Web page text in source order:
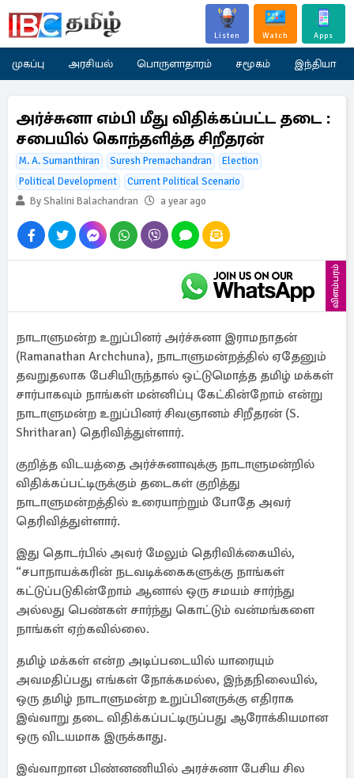
Listen Watch Apps
முகப்பு அரசியல் பொருளாதாரம் சமூகம் இந்தியா
அர்ச்சுனா எம்பி மீது விதிக்கப்பட்ட தடை :
சபையில் கொந்தளித்த சிறீதரன்
M. A. Sumanthiran Suresh Premachandran
Election
Political Development
Current Political Scenario
By Shalini Balachandran
a year ago
விளம்பரம்
நாடாளுமன்ற உறுப்பினர் அர்ச்சுனா இராமநாதன்
(Ramanathan Archchuna), நாடாளுமன்றத்தில் ஏதேனும்
தவறுதலாக பேசியிருந்தால் ஒட்டுமொத்த தமிழ் மக்கள்
சார்பாகவும் நாங்கள் மன்னிப்பு கேட்கின்றோம் என்று
நாடாளுமன்ற உறுப்பினர் சிவஞானம் சிறீதரன் (S.
Shritharan) தெரிவித்துள்ளார்.
குறித்த விடயத்தை அர்ச்சுனாவுக்கு நாடாளுமன்றில்
விதிக்கப்பட்டிருக்கும் தடைகள் குறித்து
நாடாளுமன்றத்தில் உரையாற்றும் போதே அவர்
தெரிவித்துள்ளார்.
இது தொடர்பில் அவர் மேலும் தெரிவிக்கையில்,
“சபாநாயக்கரின் நடவடிக்கைகளுக்கு நாங்கள்
கட்டுப்படுகின்றோம் ஆனால் ஒரு சமயம் சார்ந்து
அல்லது பெண்கள் சார்ந்து கொட்டும் வன்மங்களை
நாங்கள் ஏற்கவில்லை.
தமிழ் மக்கள் என்ற அடிப்படையில் யாரையும்
அவமதிப்பது எங்கள் நோக்கமல்ல, இந்தநிலையில்,
ஒரு தமிழ் நாடாளுமன்ற உறுப்பினருக்கு எதிராக
இவ்வாறு தடை விதிக்கப்பட்டிருப்பது ஆரோக்கியமான
ஒரு விடயமாக இருக்காது.
இவ்வாறான பிண்னணியில் அரச்சுனா பேசிய சில